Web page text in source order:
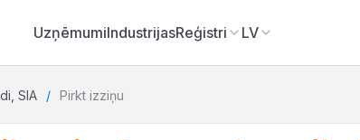
UzņēmumiIndustrijasReģistri LV
SIA Pirkt izziņu